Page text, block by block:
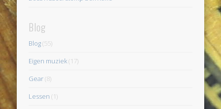
Blog
Blog(55)
Eigen muziek(17)
Gear(8)
Lessen (1)